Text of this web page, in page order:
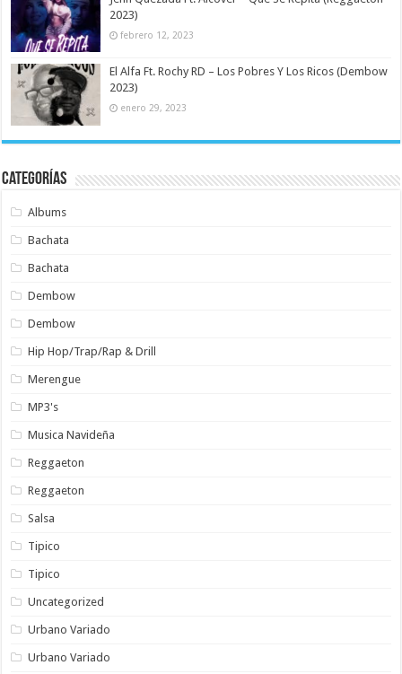
2023)
febrero 12, 2023
El Alfa Ft. Rochy RD – Los Pobres Y Los Ricos (Dembow
2023)
enero 29, 2023
Categorías
Albums
Bachata
Bachata
Dembow
Dembow
Hip Hop/Trap/Rap & Drill
Merengue
MP3's
Musica Navideña
Reggaeton
Reggaeton
Salsa
Tipico
Tipico
Uncategorized
Urbano Variado
Urbano Variado